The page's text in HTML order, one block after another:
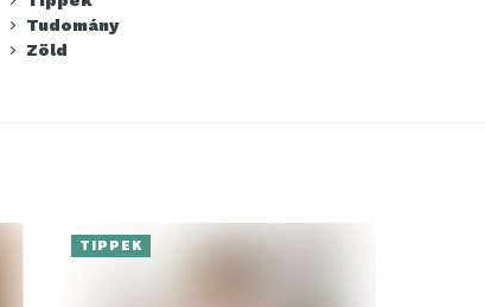
Tudomány
Zöld
TIPPEK